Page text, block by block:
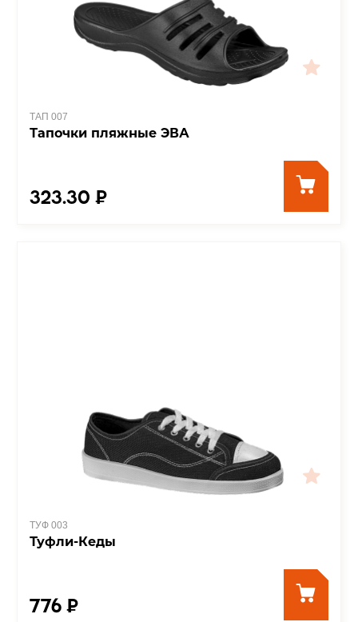
ТАП 007
Тапочки пляжные ЭВА
323.30 ₽
ТУФ 003
Туфли-Кеды
776 ₽